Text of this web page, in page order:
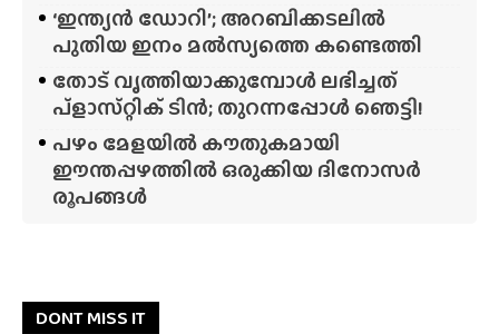
‘ഇന്ത്യൻ ഡോറി’; അറബിക്കടലിൽ
പുതിയ ഇനം മൽസ്യത്തെ കണ്ടെത്തി
തോട് വൃത്തിയാക്കുമ്പോൾ ലഭിച്ചത്
പ്‌ളാസ്‌റ്റിക് ടിൻ; തുറന്നപ്പോൾ ഞെട്ടി!
പഴം മേളയിൽ കൗതുകമായി
ഈന്തപ്പഴത്തിൽ ഒരുക്കിയ ദിനോസർ
രൂപങ്ങൾ
DONT MISS IT